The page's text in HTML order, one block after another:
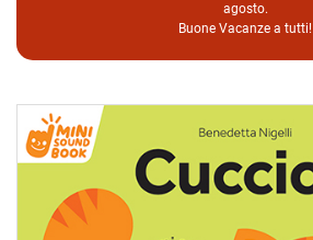
agosto.
Buone Vacanze a tutti!